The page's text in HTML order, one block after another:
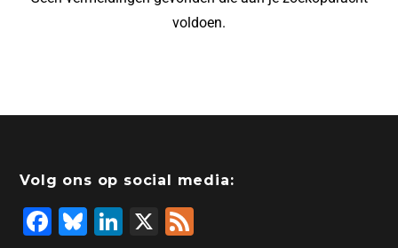
voldoen.
Volg ons op social media:
F
Bl
Li
X